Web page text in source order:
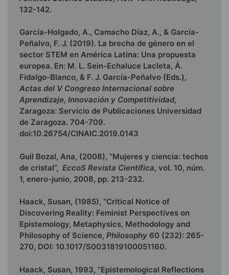
132-142.
García-Holgado, A., Camacho Díaz, A., & García-
Peñalvo, F. J. (2019). La brecha de género en el
sector STEM en América Latina: Una propuesta
europea. En: M. L. Sein-Echaluce Lacleta, Á.
Fidalgo-Blanco, & F. J. García-Peñalvo (Eds.),
Actas del V Congreso Internacional sobre
Aprendizaje, Innovación y Competitividad,
Zaragoza: Servicio de Publicaciones Universidad
de Zaragoza. 704-709.
doi:10.26754/CINAIC.2019.0143
Guil Bozal, Ana, (2008), “Mujeres y ciencia: techos
de cristal”, EccoS Revista Científica, vol. 10, núm.
1, enero-junio, 2008, pp. 213-232.
Haack, Susan, (1985), “Critical Notice of
Discovering Reality: Feminist Perspectives on
Epistemology, Metaphysics, Methodology and
Philosophy of Science, Philosophy 60 (232): 265-
270, DOI: 10.1017/S0031819100051160.
Haack, Susan, 1993, “Epistemological Reflections